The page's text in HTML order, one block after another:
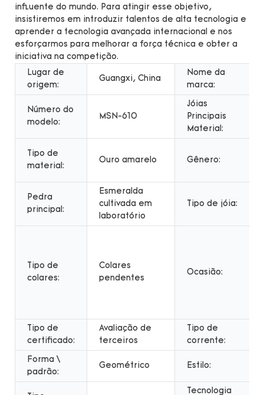
influente do mundo. Para atingir esse objetivo,
insistiremos em introduzir talentos de alta tecnologia e
aprender a tecnologia avançada internacional e nos
esforçarmos para melhorar a força técnica e obter a
iniciativa na competição.
Lugar de
origem:
Guangxi, China
Nome da
marca:
Número do
modelo:
MSN-610
Jóias
Principais
Material:
Tipo de
material:
Ouro amarelo Gênero:
Pedra
principal:
Esmeralda
cultivada em
laboratório
Tipo de jóia:
Tipo de
colares:
Colares
pendentes
Ocasião:
Tipo de
certificado:
Avaliação de
terceiros
Tipo de
corrente:
Forma \
padrão:
Geométrico Estilo:
Tecnologia